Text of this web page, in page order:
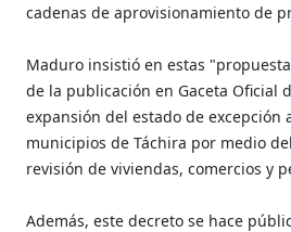
cadenas de aprovisionamiento de
Maduro insistió en estas
de la publicación en Gaceta Oficial
expansión del estado de excepción
municipios de Táchira por medio
revisión de viviendas, comercios y
Además, este decreto se hace